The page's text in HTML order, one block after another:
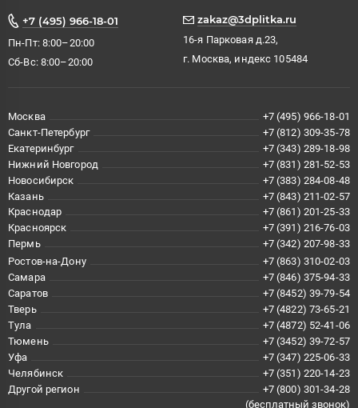
+7 (495) 966-18-01
Пн-Пт: 8:00–20:00
Сб-Вс: 8:00–20:00
zakaz@3dplitka.ru
16-я Парковая д.23,
г. Москва, индекс 105484
Москва
+7 (495) 966-18-01
Санкт-Петербург
+7 (812) 309-35-78
Екатеринбург
+7 (343) 289-18-98
Нижний Новгород
+7 (831) 281-52-53
Новосибирск
+7 (383) 284-08-48
Казань
+7 (843) 211-02-57
Краснодар
+7 (861) 201-25-33
Красноярск
+7 (391) 216-76-03
Пермь
+7 (342) 207-98-33
Ростов-на-Дону
+7 (863) 310-02-03
Самара
+7 (846) 375-94-33
Саратов
+7 (8452) 39-79-54
Тверь
+7 (4822) 73-65-21
Тула
+7 (4872) 52-41-06
Тюмень
+7 (3452) 39-72-57
Уфа
+7 (347) 225-06-33
Челябинск
+7 (351) 220-14-23
Другой регион
+7 (800) 301-34-28
(бесплатный звонок)